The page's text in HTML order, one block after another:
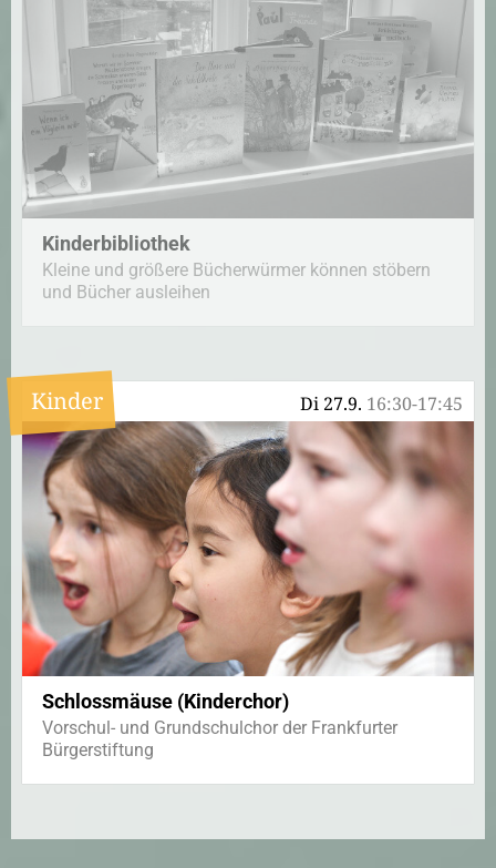
Kinderbibliothek
Kleine und größere Bücherwürmer können stöbern
und Bücher ausleihen
Di 27.9. 16:30-17:45
Kinder
Schlossmäuse (Kinderchor)
Vorschul- und Grundschulchor der Frankfurter
Bürgerstiftung